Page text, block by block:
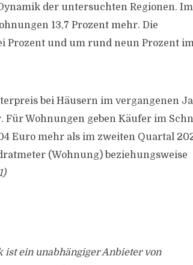
der untersuchten Regionen. Im
13,7 Prozent mehr. Die
Prozent und um rund neun Prozent
bei Häusern im vergangenen
Für Wohnungen geben Käufer im
Euro mehr als im zweiten Quartal
(Wohnung) beziehungsweise
ein unabhängiger Anbieter von